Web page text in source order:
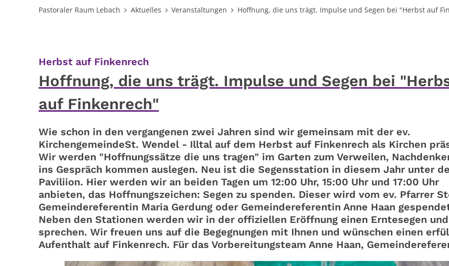
Pastoraler Raum Lebach Aktuelles Veranstaltungen Hoffnung, die uns trägt. Impulse und Segen bei "Herbst auf
Herbst auf Finkenrech
Hoffnung, die uns trägt. Impulse und Segen bei
auf Finkenrech"
Wie schon in den vergangenen zwei Jahren sind wir gemeinsam mit der ev.
KirchengemeindeSt. Wendel - Illtal auf dem Herbst auf Finkenrech als Kirchen
Wir werden "Hoffnungssätze die uns tragen" im Garten zum Verweilen,
ins Gespräch kommen auslegen. Neu ist die Segensstation in diesem Jahr unter
Paviliion. Hier werden wir an beiden Tagen um 12:00 Uhr, 15:00 Uhr und 17:00 Uhr
anbieten, das Hoffnungszeichen: Segen zu spenden. Dieser wird vom ev. Pfarrer
Gemeindereferentin Maria Gerdung oder Gemeindereferentin Anne Haan
Neben den Stationen werden wir in der offiziellen Eröffnung einen Erntesegen
sprechen. Wir freuen uns auf die Begegnungen mit Ihnen und wünschen einen
Aufenthalt auf Finkenrech. Für das Vorbereitungsteam Anne Haan,